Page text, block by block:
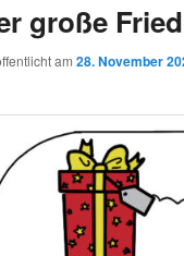
große
am 28. November